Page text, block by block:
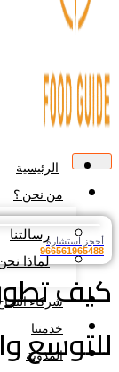
الرئيسية
من نحن ؟
رسالتنا
لماذا نحن؟
شركاء النجاح
خدمتنا
المدونة
استشارة